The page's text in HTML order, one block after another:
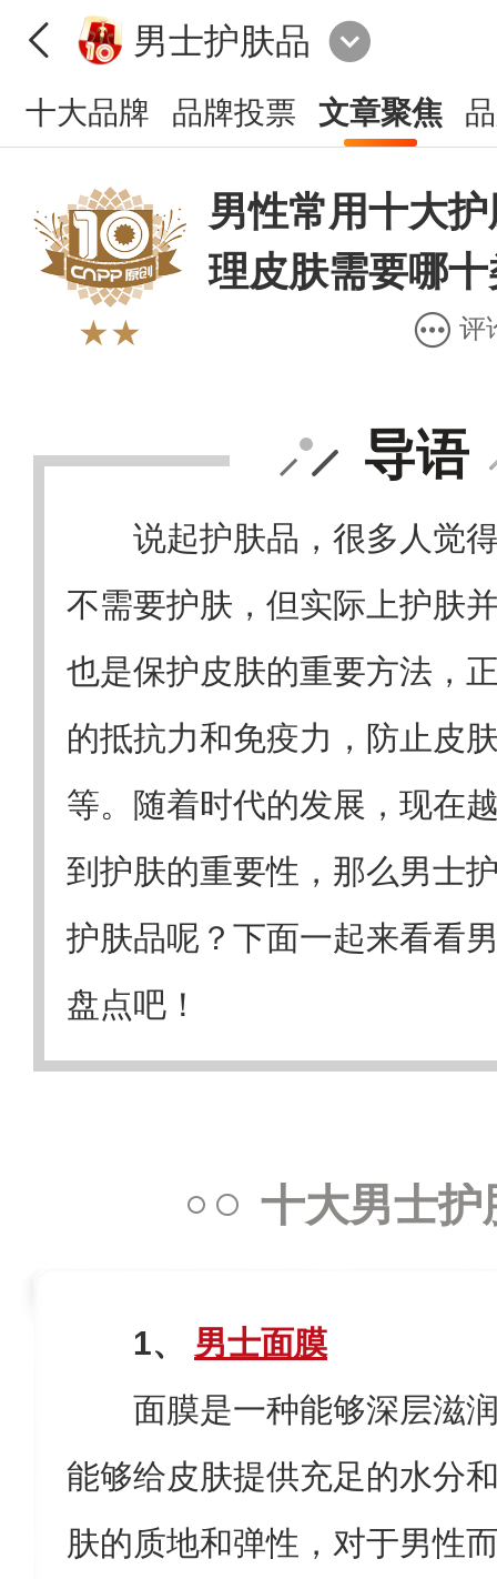
男士护肤品
十大品牌 品牌投票 文章聚焦
★★
男性常用十大
理皮肤需要哪
评
导语
说起护肤品，很多人觉
不需要护肤，但实际上护肤
也是保护皮肤的重要方法，
的抵抗力和免疫力，防止皮
等。随着时代的发展，现在
到护肤的重要性，那么男士
护肤品呢？下面一起来看看
盘点吧！
十大男士护
1、
男士面膜
面膜是一种能够深层滋
能够给皮肤提供充足的水分
肤的质地和弹性，对于男性